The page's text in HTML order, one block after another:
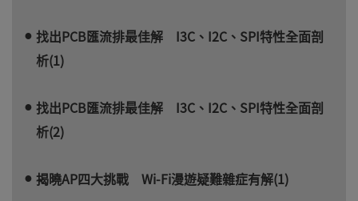
找出PCB匯流排最佳解 I3C、I2C、SPI特性全面剖
析(1)
找出PCB匯流排最佳解 I3C、I2C、SPI特性全面剖
析(2)
揭曉AP四大挑戰 Wi-Fi漫遊疑難雜症有解(1)